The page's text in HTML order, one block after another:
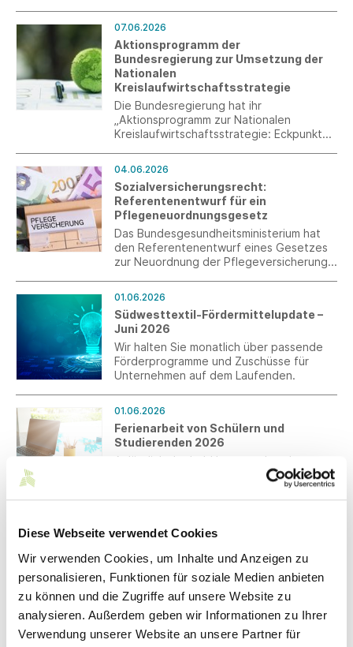
Diese Webseite verwendet Cookies
Wir verwenden Cookies, um Inhalte und Anzeigen zu
personalisieren, Funktionen für soziale Medien anbieten
zu können und die Zugriffe auf unsere Website zu
analysieren. Außerdem geben wir Informationen zu Ihrer
Verwendung unserer Website an unsere Partner für
07.06.2026
Aktionsprogramm der
Bundesregierung zur Umsetzung der
Nationalen
Kreislaufwirtschaftsstrategie
Die Bundesregierung hat ihr
„Aktionsprogramm zur Nationalen
Kreislaufwirtschaftsstrategie: Eckpunkte
wie sie – zusätzlich zur nationalen
Gesetzgebung und der Umsetzung der
EU-Verordnungen – kurzfristig Impulse für
die Kreislaufwirtschaft setzen möchte.
04.06.2026
Sozialversicherungsrecht:
Referentenentwurf für ein
Pflegeneuordnungsgesetz
Das Bundesgesundheitsministerium hat
den Referentenentwurf eines Gesetzes
zur Neuordnung der Pflegeversicherung
01.06.2026
Südwesttextil-Fördermittelupdate –
Juni 2026
Wir halten Sie monatlich über passende
Förderprogramme und Zuschüsse für
Unternehmen auf dem Laufenden.
01.06.2026
Ferienarbeit von Schülern und
Studierenden 2026
Anlässlich der bald bevorstehenden
zusammenhängenden Einstellung von
Schülern und Studierenden erhalten Sie
Beschäftigung von Ferienarbeitenden.
Strompreiskompensation:
Antragsfrist endet am 17.08.2026
Das Ende der Frist für die Beantragung
das Abrechnungsjahr 2025 endet am
17.08.2026.